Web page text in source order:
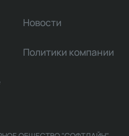
Новости
Политики компании